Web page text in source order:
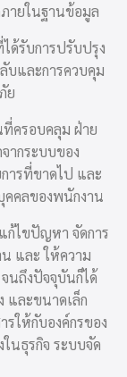
ายในฐานข้อมูล
ด้รับการปรับปรุง
บและการควบคุม
ย
ที่ครอบคลุม ฝ่าย
ากระบบของ
ารที่ขาดไป และ
คคลของพนักงาน
ก้ไขปัญหา จัดการ
น และ ให้ความ
นถึงปัจจุบันก็ได้
และขนาดเล็ก
ให้กับองค์กรของ
นธุรกิจ ระบบจัด